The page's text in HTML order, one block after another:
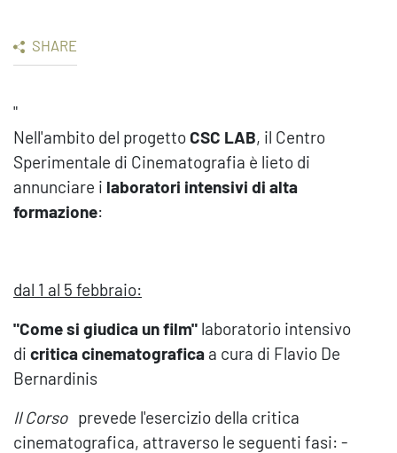
SHARE
"
Nell'ambito del progettoCSC LAB, il Centro
Sperimentale di Cinematografia è lieto di
annunciare i laboratori intensivi di alta
formazione:
dal 1 al 5 febbraio:
"Come si giudica un film" laboratorio intensivo
di critica cinematografica a cura di Flavio De
Bernardinis
Il Corso prevede l'esercizio della critica
cinematografica, attraverso le seguenti fasi: -